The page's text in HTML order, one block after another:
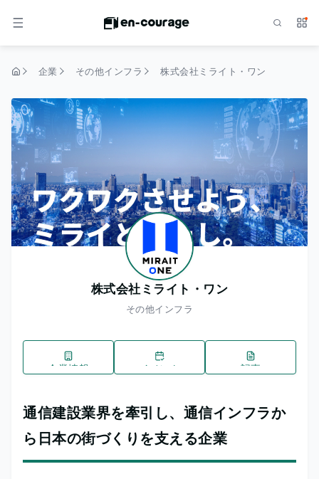
メニュー サ
企業 その他インフラ 株式会社ミライト・ワン
株式会社ミライト・ワン
その他インフラ
企業情報 イベント 記事
通信建設業界を牽引し、通信インフラか
ら日本の街づくりを支える企業